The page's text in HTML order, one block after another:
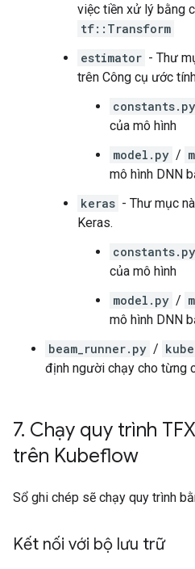
việc tiền xử lý bằng
tf::Transform
estimator - Thư
trên Công cụ ước
constants.py
của mô hình
model.py /
mô hình DNN
keras - Thư mục
Keras.
constants.py
của mô hình
model.py /
mô hình DNN
beam_runner.py /
định người chạy cho từng
7. Chạy quy trình
trên Kubeflow
Sổ ghi chép sẽ chạy quy trình
Kết nối với bộ lưu trữ